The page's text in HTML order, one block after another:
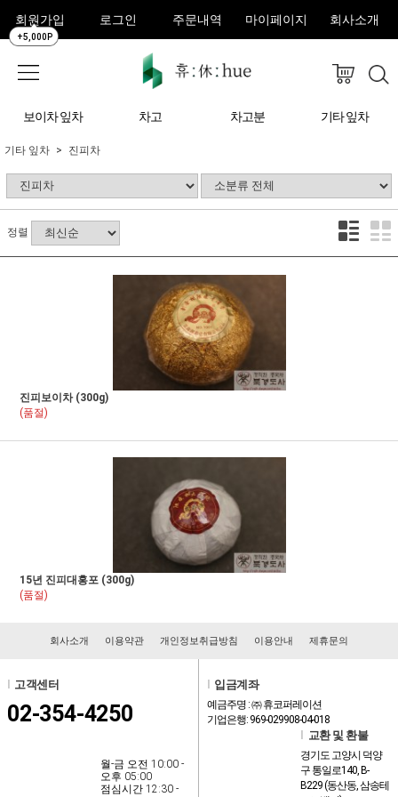
회원가입
+5,000P
로그인 주문내역 마이페이지 회사소개
보이차 잎차 차고 차고분 기타 잎차
기타 잎차 진피차
정렬
진피보이차 (300g)
(품절)
15년 진피대홍포 (300g)
(품절)
회사소개 이용약관 개인정보취급방침 이용안내 제휴문의
고객센터
02-354-4250
월-금 오전 10:00 -
오후 05:00
점심시간 12:30 -
입금계좌
예금주명 : ㈜ 휴코퍼레이션
기업은행: 969-029908-04-018
교환 및 환불
경기도 고양시 덕양
구 통일로140, B-
B229 (동산동, 삼송테